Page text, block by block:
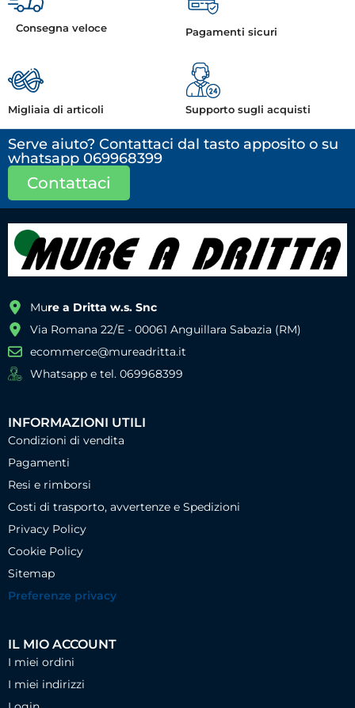
Consegna veloce Pagamenti sicuri
Migliaia di articoli Supporto sugli acquisti
Serve aiuto? Contattaci dal tasto apposito o su
whatsapp 069968399
Contattaci
Mure a Dritta w.s. Snc
Via Romana 22/E - 00061 Anguillara Sabazia (RM)
ecommerce@mureadritta.it
Whatsapp e tel. 069968399
INFORMAZIONI UTILI
Condizioni di vendita
Pagamenti
Resi e rimborsi
Costi di trasporto, avvertenze e Spedizioni
Privacy Policy
Cookie Policy
Sitemap
Preferenze privacy
IL MIO ACCOUNT
I miei ordini
I miei indirizzi